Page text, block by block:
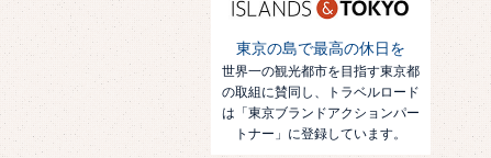
東京の島で最高の休日を
世界一の観光都市を目指す東京都
の取組に賛同し、トラベルロード
は「東京ブランドアクションパー
トナー」に登録しています。